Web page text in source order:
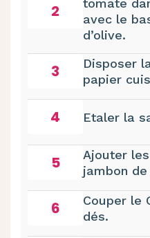
2
tomate
avec le
d’olive.
3
Disposer
papier
4 Etaler la
5
Ajouter
jambon
6
Couper le
dés.